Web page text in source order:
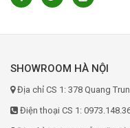
SHOWROOM HÀ NỘI
Địa chỉ CS 1: 378 Quang
Điện thoại CS 1: